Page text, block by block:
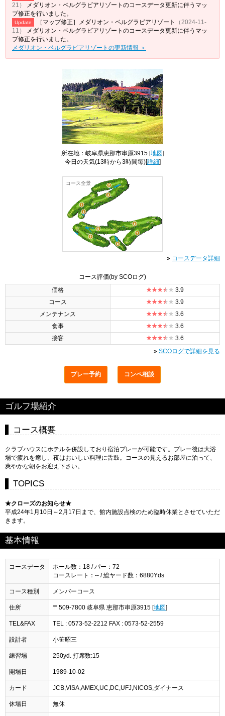
21）
メダリオン・ベルグラビアリゾートのコースデータ更新に伴うマッ
プ修正を行いました。
Update ［マップ修正］メダリオン・ベルグラビアリゾート
（2024-11-
11）
メダリオン・ベルグラビアリゾートのコースデータ更新に伴うマッ
プ修正を行いました。
メダリオン・ベルグラビアリゾートの更新情報 ＞
所在地：岐阜県恵那市串原3915 [地図]
今日の天気(13時から3時間毎)[詳細]
コース全景
» コースデータ詳細
コース評価(by SCOログ)
価格
3.9
コース
3.9
メンテナンス
3.6
食事
3.6
接客
3.6
» SCOログで詳細を見る
プレー予約 コンペ相談
ゴルフ場紹介
コース概要
クラブハウスにホテルを併設しており宿泊プレーが可能です。プレー後は大浴
場で疲れを癒し、夜はおいしい料理に舌鼓。コースの見えるお部屋に泊って、
爽やかな朝をお迎え下さい。
TOPICS
★クローズのお知らせ★
平成24年1月10日～2月17日まで、館内施設点検のため臨時休業とさせていただ
きます。
基本情報
コースデータ
ホール数：18 / パー：72
コースレート：-- / 総ヤード数：6880Yds
コース種別 メンバーコース
住所 〒509-7800 岐阜県 恵那市串原3915 [地図]
TEL&FAX TEL : 0573-52-2212 FAX : 0573-52-2559
設計者 小笹昭三
練習場 250yd. 打席数:15
開場日 1989-10-02
カード JCB,VISA,AMEX,UC,DC,UFJ,NICOS,ダイナース
休場日 無休